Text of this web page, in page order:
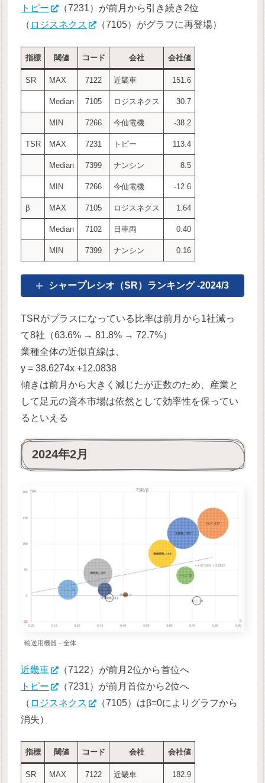
トピー
（7231）が前月から引き続き2位
（ ロジスネクス （7105）がグラフに再登場）
指標 閾値 コード 会社 会社値
SR MAX 7122 近畿車 151.6
Median 7105 ロジスネクス 30.7
MIN 7266 今仙電機 -38.2
TSR MAX 7231 トピー 113.4
Median 7399 ナンシン 8.5
MIN 7266 今仙電機 -12.6
β MAX 7105 ロジスネクス 1.64
Median 7102 日車両 0.40
MIN 7399 ナンシン 0.16
シャープレシオ（SR）ランキング -2024/3
TSRがプラスになっている比率は前月から1社減っ
て8社（63.6% → 81.8% → 72.7%）
業種全体の近似直線は、
y = 38.6274x +12.0838
傾きは前月から大きく減じたが正数のため、産業と
して足元の資本市場は依然として効率性を保ってい
るといえる
2024年2月
輸送用機器－全体
近畿車
（7122）が前月2位から首位へ
トピー
（7231）が前月首位から2位へ
（ ロジスネクス
（7105）はβ=0によりグラフから
消失）
指標 閾値 コード 会社 会社値
SR MAX 7122 近畿車 182.9